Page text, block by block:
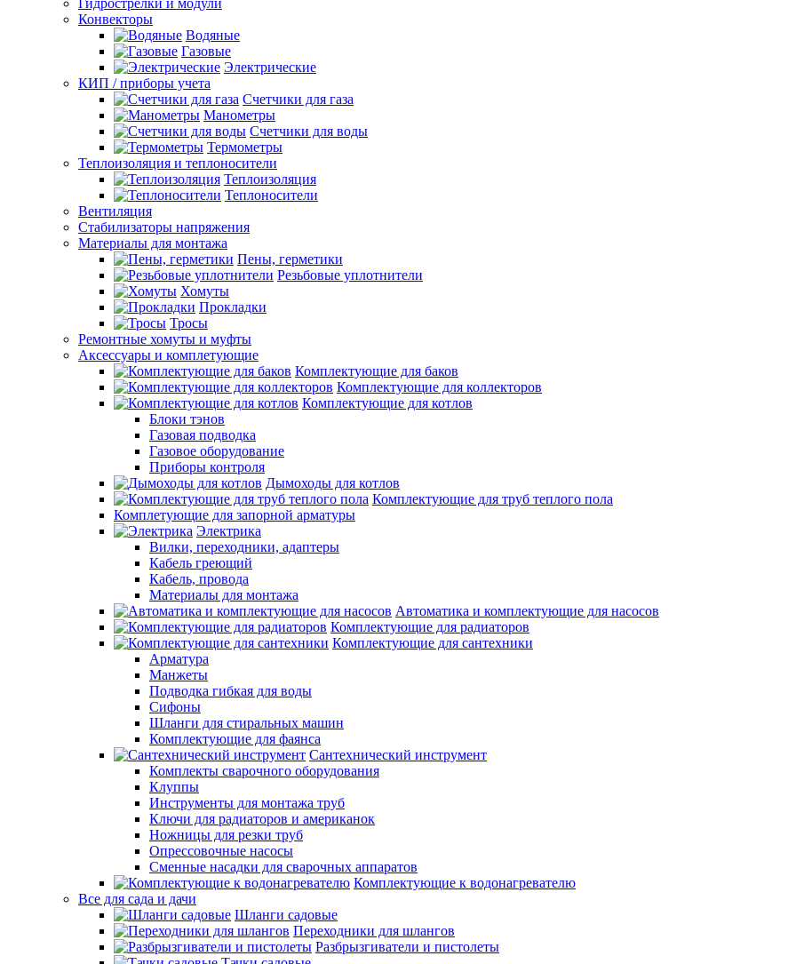
Гидрострелки и модули
Конвекторы
Водяные
Газовые
Электрические
КИП / приборы учета
Счетчики для газа
Манометры
Счетчики для воды
Термометры
Теплоизоляция и теплоносители
Теплоизоляция
Теплоносители
Вентиляция
Стабилизаторы напряжения
Материалы для монтажа
Пены, герметики
Резьбовые уплотнители
Хомуты
Прокладки
Тросы
Ремонтные хомуты и муфты
Аксессуары и комплетующие
Комплектующие для баков
Комплектующие для коллекторов
Комплектующие для котлов
Блоки тэнов
Газовая подводка
Газовое оборудование
Приборы контроля
Дымоходы для котлов
Комплектующие для труб теплого пола
Комплетующие для запорной арматуры
Электрика
Вилки, переходники, адаптеры
Кабель греющий
Кабель, провода
Материалы для монтажа
Автоматика и комплектующие для насосов
Комплектующие для радиаторов
Комплектующие для сантехники
Арматура
Манжеты
Подводка гибкая для воды
Сифоны
Шланги для стиральных машин
Комплектующие для фаянса
Сантехнический инструмент
Комплекты сварочного оборудования
Клуппы
Инструменты для монтажа труб
Ключи для радиаторов и американок
Ножницы для резки труб
Опрессовочные насосы
Сменные насадки для сварочных аппаратов
Комплектующие к водонагревателю
Все для сада и дачи
Шланги садовые
Переходники для шлангов
Разбрызгиватели и пистолеты